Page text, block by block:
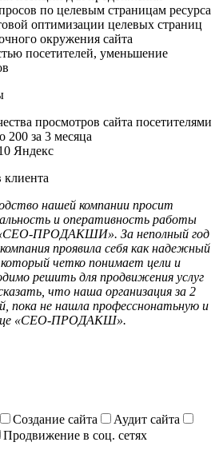
по целевым страницам ресурса
оптимизации целевых страниц
окружения сайта
посетителей, уменьшение
просмотров сайта посетителями
200 за 3 месяца
Яндекс
нашей компании просит
и оперативность работы
«СЕО-ПРОДАКШИ». За неполный год
проявила себя как надежный
четко понимает цели и
решить для продвижения услуг
что наша организация за 2
пока не нашла професснонатьную и
«СЕО-ПРОДАКШ».
Создание сайта
Аудит сайта
Продвижение в соц. сетях